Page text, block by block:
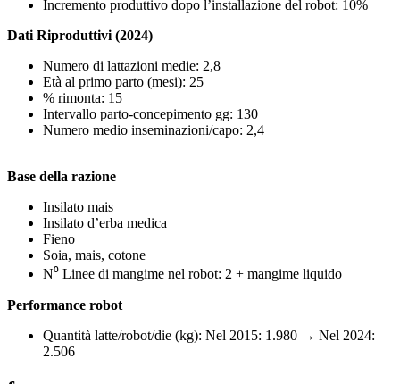
Incremento produttivo dopo l’installazione del robot: 10%
Dati Riproduttivi (2024)
Numero di lattazioni medie: 2,8
Età al primo parto (mesi): 25
% rimonta: 15
Intervallo parto-concepimento gg: 130
Numero medio inseminazioni/capo: 2,4
Base della razione
Insilato mais
Insilato d’erba medica
Fieno
Soia, mais, cotone
N⁰ Linee di mangime nel robot: 2 + mangime liquido
Performance robot
Quantità latte/robot/die (kg): Nel 2015: 1.980 → Nel 2024:
2.506